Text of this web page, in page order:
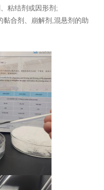
粘结剂或因形剂;
合剂、崩解剂,混悬剂的助